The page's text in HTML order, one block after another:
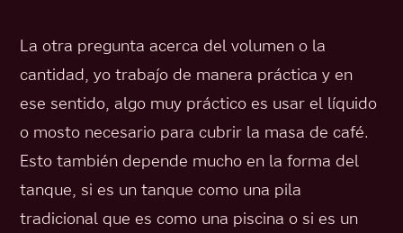
La otra pregunta acerca del volumen o la
cantidad, yo trabajo de manera práctica y en
ese sentido, algo muy práctico es usar el líquido
o mosto necesario para cubrir la masa de café.
Esto también depende mucho en la forma del
tanque, si es un tanque como una pila
tradicional que es como una piscina o si es un